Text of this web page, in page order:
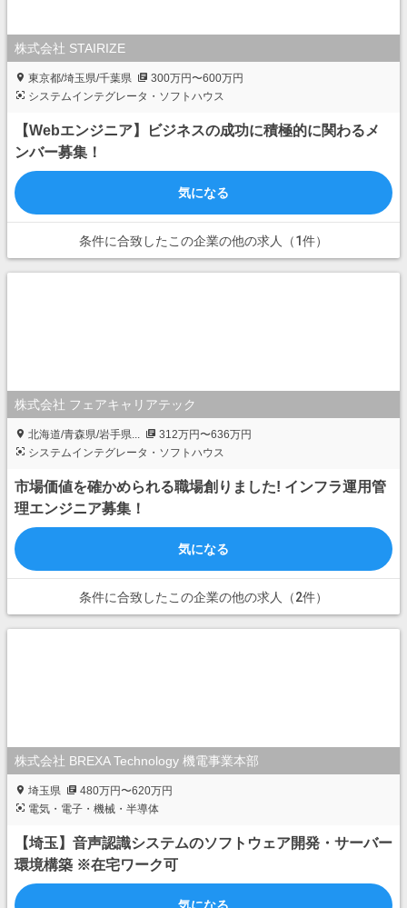
株式会社 STAIRIZE
東京都/埼玉県/千葉県
300万円〜600万円
システムインテグレータ・ソフトハウス
【Webエンジニア】ビジネスの成功に積極的に関わるメ
ンバー募集！
気になる
条件に合致したこの企業の他の求人（1件）
株式会社 フェアキャリアテック
北海道/青森県/岩手県...
312万円〜636万円
システムインテグレータ・ソフトハウス
市場価値を確かめられる職場創りました! インフラ運用管
理エンジニア募集！
気になる
条件に合致したこの企業の他の求人（2件）
株式会社 BREXA Technology 機電事業本部
埼玉県
480万円〜620万円
電気・電子・機械・半導体
【埼玉】音声認識システムのソフトウェア開発・サーバー
環境構築 ※在宅ワーク可